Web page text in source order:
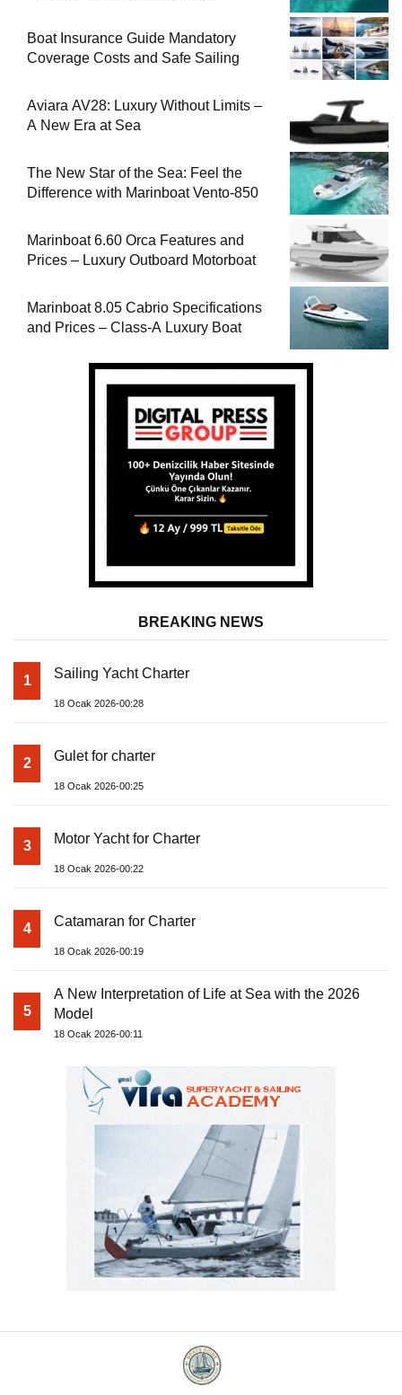
Boat Insurance Guide Mandatory
Coverage Costs and Safe Sailing
Aviara AV28: Luxury Without Limits –
A New Era at Sea
The New Star of the Sea: Feel the
Difference with Marinboat Vento-850
Marinboat 6.60 Orca Features and
Prices – Luxury Outboard Motorboat
Marinboat 8.05 Cabrio Specifications
and Prices – Class-A Luxury Boat
BREAKING NEWS
1 Sailing Yacht Charter
18 Ocak 2026-00:28
2 Gulet for charter
18 Ocak 2026-00:25
3 Motor Yacht for Charter
18 Ocak 2026-00:22
4 Catamaran for Charter
18 Ocak 2026-00:19
5
A New Interpretation of Life at Sea with the 2026
Model
18 Ocak 2026-00:11